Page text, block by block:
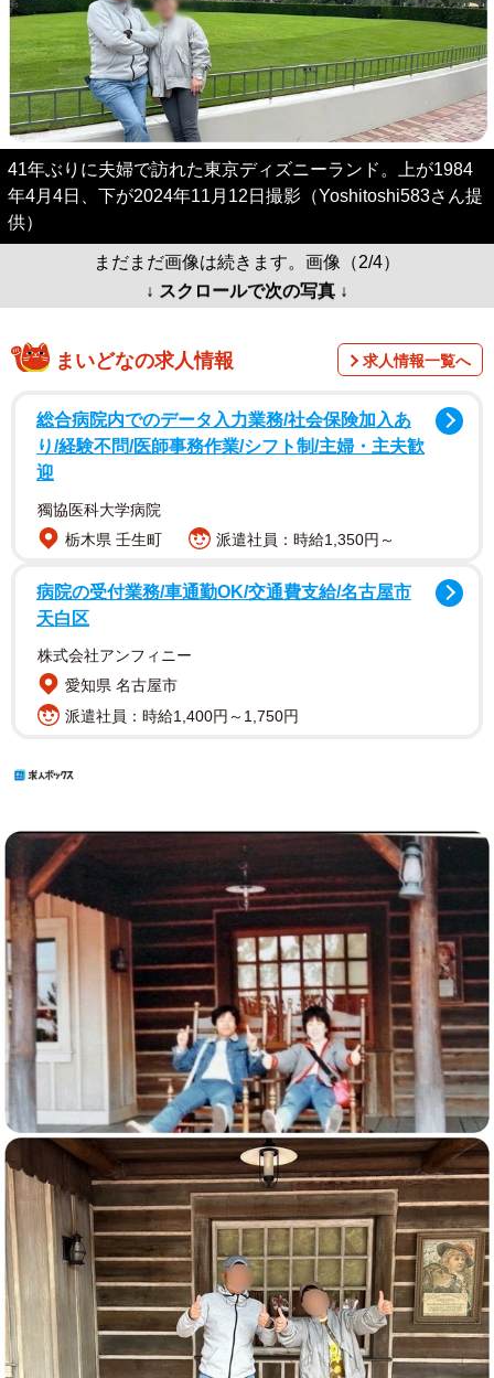
41年ぶりに夫婦で訪れた東京ディズニーランド。上が1984
年4月4日、下が2024年11月12日撮影（Yoshitoshi583さん提
供）
まだまだ画像は続きます。画像（2/4）
↓ スクロールで次の写真 ↓
まいどなの求人情報 求人情報一覧へ
総合病院内でのデータ入力業務/社会保険加入あ
り/経験不問/医師事務作業/シフト制/主婦・主夫歓
迎
獨協医科大学病院
栃木県 壬生町
派遣社員：時給1,350円～
病院の受付業務/車通勤OK/交通費支給/名古屋市
天白区
株式会社アンフィニー
愛知県 名古屋市
派遣社員：時給1,400円～1,750円